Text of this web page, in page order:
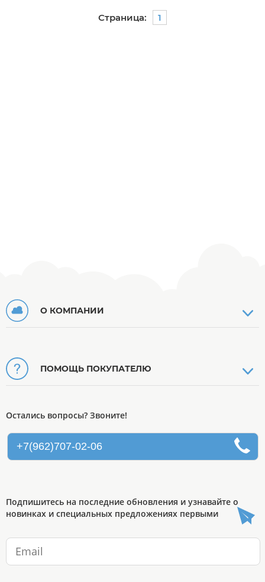
Страница: 1
О КОМПАНИИ
ПОМОЩЬ ПОКУПАТЕЛЮ
Остались вопросы? Звоните!
+7(962)707-02-06
Подпишитесь на последние обновления и узнавайте о
новинках и специальных предложениях первыми